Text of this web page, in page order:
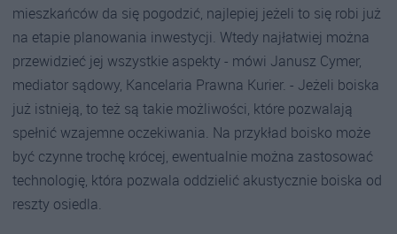
mieszkańców da się pogodzić, najlepiej jeżeli to się robi już
na etapie planowania inwestycji. Wtedy najłatwiej można
przewidzieć jej wszystkie aspekty - mówi Janusz Cymer,
mediator sądowy, Kancelaria Prawna Kurier. - Jeżeli boiska
już istnieją, to też są takie możliwości, które pozwalają
spełnić wzajemne oczekiwania. Na przykład boisko może
być czynne trochę krócej, ewentualnie można zastosować
technologię, która pozwala oddzielić akustycznie boiska od
reszty osiedla.